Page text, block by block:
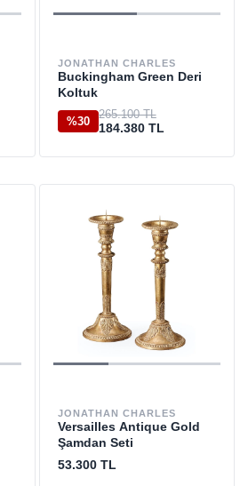
JONATHAN CHARLES
Buckingham Green Deri
Koltuk
%30
265.100 TL
184.380 TL
JONATHAN CHARLES
Versailles Antique Gold
Şamdan Seti
53.300 TL